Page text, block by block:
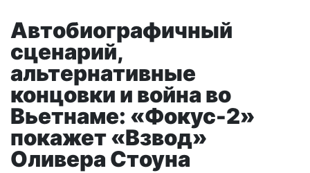
Автобиографичный
сценарий,
альтернативные
концовки и война во
Вьетнаме: «Фокус-2»
покажет «Взвод»
Оливера Стоуна